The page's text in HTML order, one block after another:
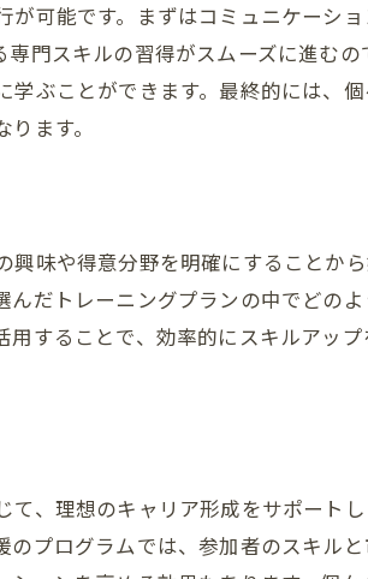
方を実現するための支援策
リア機会を見出すための支援
ズに応じた働き方の提案
可能です。まずはコミュニケーシ
門スキルの習得がスムーズに進む
ぶことができます。最終的には、
ます。
味や得意分野を明確にすることか
だトレーニングプランの中でどの
することで、効率的にスキルアッ
、理想のキャリア形成をサポート
プログラムでは、参加者のスキル